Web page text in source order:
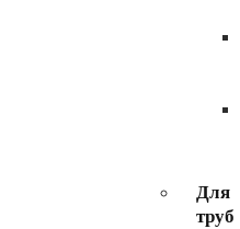
Для
труб